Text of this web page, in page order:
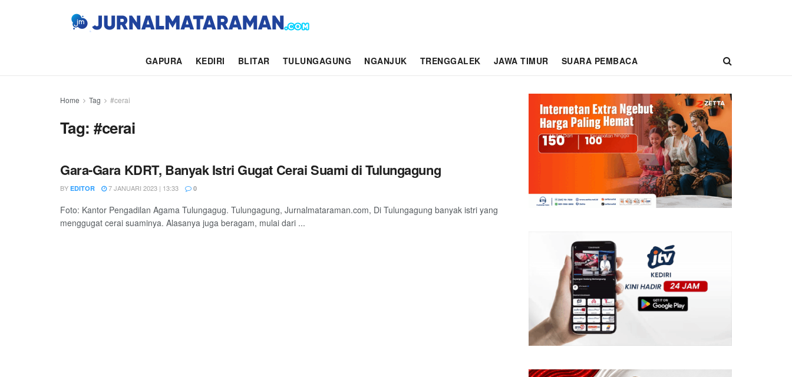
GAPURA KEDIRI BLITAR TULUNGAGUNG NGANJUK TRENGGALEK JAWA TIMUR SUARA PEMBACA
Home Tag #cerai
Tag:#cerai
Gara-Gara KDRT, Banyak Istri Gugat Cerai Suami di Tulungagung
BY EDITOR 7 JANUARI 2023 | 13:33 0
Foto: Kantor Pengadilan Agama Tulungagug. Tulungagung, Jurnalmataraman.com, Di Tulungagung banyak istri yang
menggugat cerai suaminya. Alasanya juga beragam, mulai dari ...